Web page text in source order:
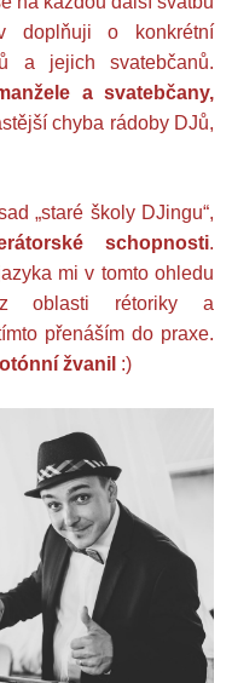
doplňuji o konkrétní
a jejich svatebčanů.
a svatebčany,
chyba rádoby DJů,
„staré školy DJingu“,
schopnosti.
mi v tomto ohledu
z oblasti rétoriky a
přenáším do praxe.
žvanil :)